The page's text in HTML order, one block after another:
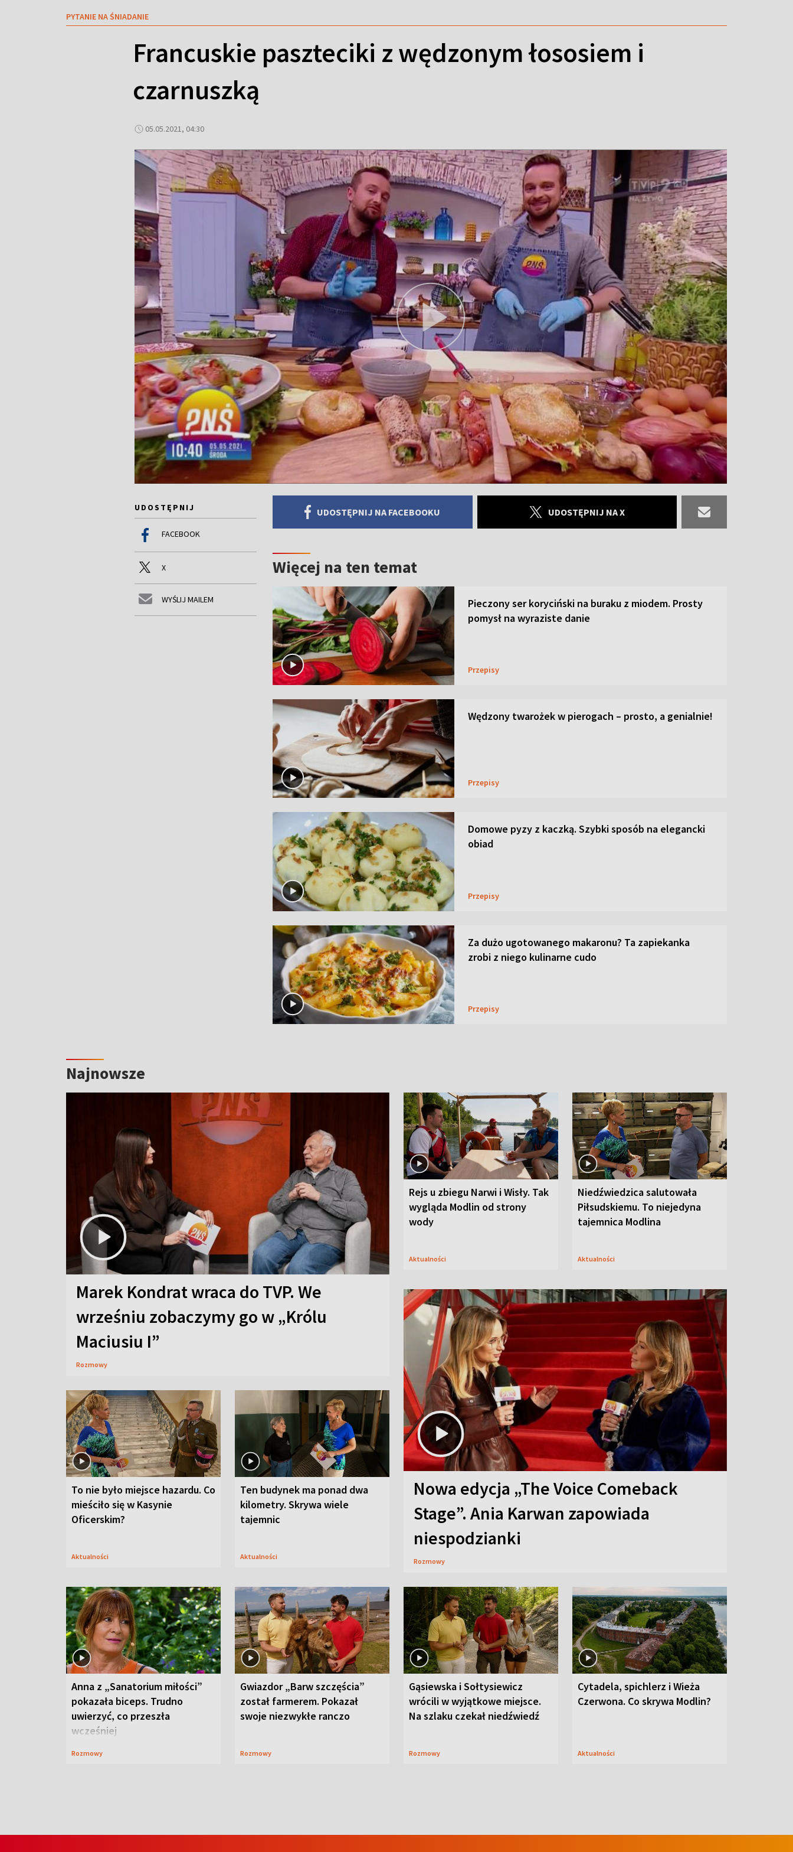
PYTANIE NA ŚNIADANIE
Francuskie paszteciki z wędzonym łososiem i
czarnuszką
05.05.2021, 04:30
UDOSTĘPNIJ
FACEBOOK
X
WYŚLIJ MAILEM
UDOSTĘPNIJ NA FACEBOOKU UDOSTĘPNIJ NA X
Więcej na ten temat
Pieczony ser koryciński na buraku z miodem. Prosty
pomysł na wyraziste danie
Przepisy
Wędzony twarożek w pierogach – prosto, a genialnie!
Przepisy
Domowe pyzy z kaczką. Szybki sposób na elegancki
obiad
Przepisy
Za dużo ugotowanego makaronu? Ta zapiekanka
zrobi z niego kulinarne cudo
Przepisy
Najnowsze
Marek Kondrat wraca do TVP. We
wrześniu zobaczymy go w „Królu
Maciusiu I”
Rozmowy
Rejs u zbiegu Narwi i Wisły. Tak
wygląda Modlin od strony
wody
Aktualności
Niedźwiedzica salutowała
Piłsudskiemu. To niejedyna
tajemnica Modlina
Aktualności
To nie było miejsce hazardu. Co
mieściło się w Kasynie
Oficerskim?
Aktualności
Ten budynek ma ponad dwa
kilometry. Skrywa wiele
tajemnic
Aktualności
Nowa edycja „The Voice Comeback
Stage”. Ania Karwan zapowiada
niespodzianki
Rozmowy
Anna z „Sanatorium miłości”
pokazała biceps. Trudno
uwierzyć, co przeszła
wcześniej
Rozmowy
Gwiazdor „Barw szczęścia”
został farmerem. Pokazał
swoje niezwykłe ranczo
Rozmowy
Gąsiewska i Sołtysiewicz
wrócili w wyjątkowe miejsce.
Na szlaku czekał niedźwiedź
Rozmowy
Cytadela, spichlerz i Wieża
Czerwona. Co skrywa Modlin?
Aktualności